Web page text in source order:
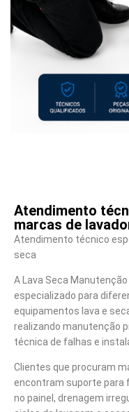
Atendimento
marcas de
Atendimento técnico
seca
A Lava Seca
especializado para
equipamentos lava e
realizando manutenção
técnica de falhas e
Clientes que procuram
encontram suporte para
no painel, drenagem